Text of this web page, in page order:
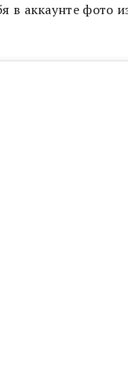
в аккаунте фото